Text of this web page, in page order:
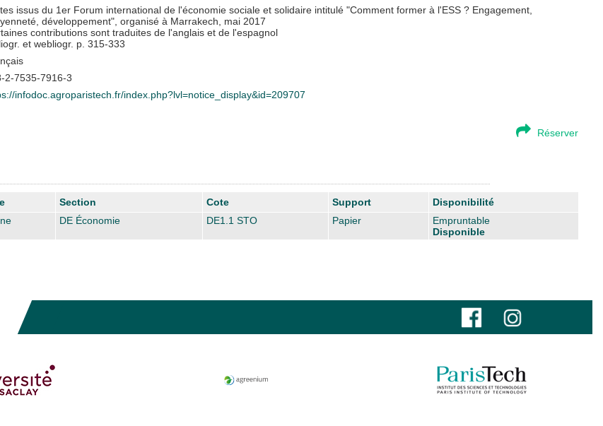
issus du 1er Forum international de l'économie sociale et solidaire intitulé "Comment former à l'ESS ? Engagement,
développement", organisé à Marrakech, mai 2017
contributions sont traduites de l'anglais et de l'espagnol
et webliogr. p. 315-333
2-7535-7916-3
infodoc.agroparistech.fr/index.php?lvl=notice_display&id=209707
Réserver
Section Cote Support
Disponibilité
DE Économie DE1.1 STO Papier
Empruntable
Disponible